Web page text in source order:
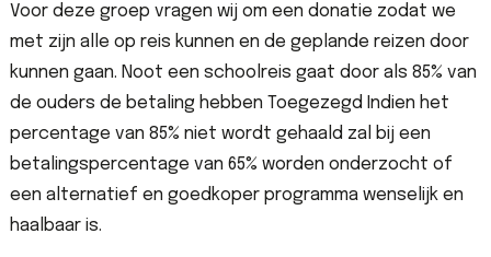
Voor deze groep vragen wij om een donatie zodat we
met zijn alle op reis kunnen en de geplande reizen door
kunnen gaan. Noot een schoolreis gaat door als 85% van
de ouders de betaling hebben Toegezegd Indien het
percentage van 85% niet wordt gehaald zal bij een
betalingspercentage van 65% worden onderzocht of
een alternatief en goedkoper programma wenselijk en
haalbaar is.